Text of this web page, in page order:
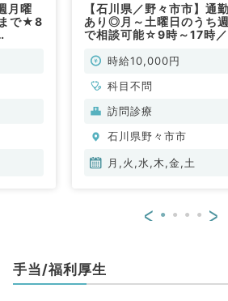
月曜
で★8
【石川県／野々市市】通
あり◎月～土曜日のうち
で相談可能☆9時～17時
のお仕事です（科目不問
時給10,000円
科目不問
訪問診療
石川県野々市市
月,火,水,木,金,土
< >
手当/福利厚生